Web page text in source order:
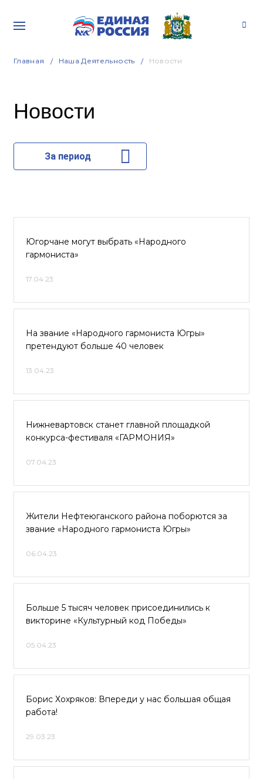
Главная Наша Деятельность Новости
Новости
За период
Югорчане могут выбрать «Народного
гармониста»
17.04.23
На звание «Народного гармониста Югры»
претендуют больше 40 человек
13.04.23
Нижневартовск станет главной площадкой
конкурса-фестиваля «ГАРМОНИЯ»
07.04.23
Жители Нефтеюганского района поборются за
звание «Народного гармониста Югры»
06.04.23
Больше 5 тысяч человек присоединились к
викторине «Культурный код Победы»
05.04.23
Борис Хохряков: Впереди у нас большая общая
работа!
29.03.23